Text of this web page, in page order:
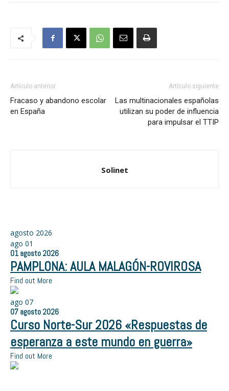
Artículo anterior
Fracaso y abandono escolar
en España
Artículo siguiente
Las multinacionales españolas
utilizan su poder de influencia
para impulsar el TTIP
Solinet
agosto 2026
ago 01
01 agosto 2026
PAMPLONA: AULA MALAGÓN-ROVIROSA
Find out More
ago 07
07 agosto 2026
Curso Norte-Sur 2026 «Respuestas de
esperanza a este mundo en guerra»
Find out More